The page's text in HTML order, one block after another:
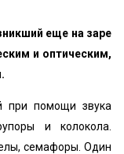
еще на заре
и оптическим,
при помощи звука
и колокола.
семафоры. Один